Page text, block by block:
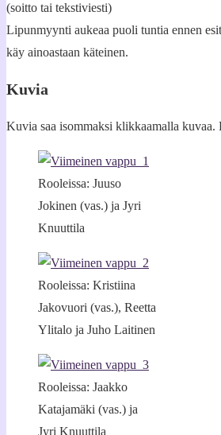
(soitto tai tekstiviesti)
Lipunmyynti aukeaa puoli tuntia ennen
käy ainoastaan käteinen.
Kuvia
Kuvia saa isommaksi klikkaamalla
Rooleissa: Juuso
Jokinen (vas.) ja Jyri
Knuuttila
Rooleissa: Kristiina
Jakovuori (vas.), Reetta
Ylitalo ja Juho Laitinen
Rooleissa: Jaakko
Katajamäki (vas.) ja
Jyri Knuuttila